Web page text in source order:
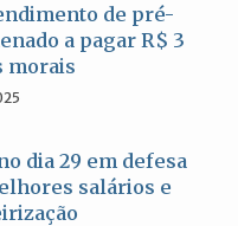
de pré-
a pagar R$ 3
morais
dia 29 em defesa
salários e